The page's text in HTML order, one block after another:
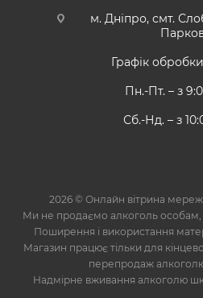
м. Дніпро, смт.
Графік
Пн.-Пт. – з
Сб.-Нд. – з
2026 © Онлайн вітрина
Ми не продаємо алкоголь особам,
Поширення і використання
Магазин працює тільки для
перепродаж
Надмірне вживання алкоголю